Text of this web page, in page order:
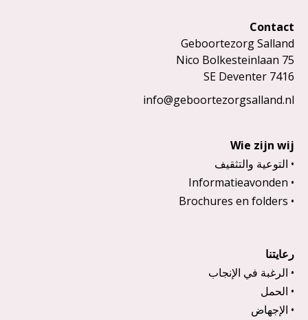
Contact
Geboortezorg Salland
Nico Bolkesteinlaan 75
7416 SE Deventer
info@geboortezorgsalland.nl
Wie zijn wij
التوعية والتثقيف
Informatieavonden
Brochures en folders
رعايتنا
الرغبة في الإنجاب
الحمل
الإجهاض